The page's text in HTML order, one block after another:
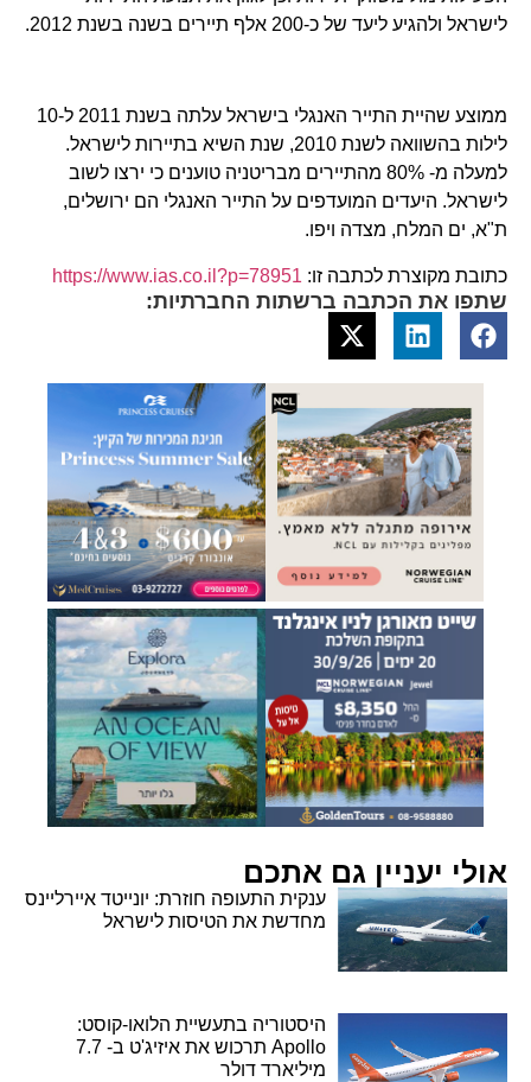
לישראל ולהגיע ליעד של כ-200 אלף תיירים בשנה בשנת 2012.
ממוצע שהיית התייר האנגלי בישראל עלתה בשנת 2011 ל-10
לילות בהשוואה לשנת 2010, שנת השיא בתיירות לישראל.
למעלה מ- 80% מהתיירים מבריטניה טוענים כי ירצו לשוב
לישראל. היעדים המועדפים על התייר האנגלי הם ירושלים,
ת"א, ים המלח, מצדה ויפו.
כתובת מקוצרת לכתבה זו: https://www.ias.co.il?p=78951
שתפו את הכתבה ברשתות החברתיות:
אולי יעניין גם אתכם
ענקית התעופה חוזרת: יונייטד איירליינס
מחדשת את הטיסות לישראל
היסטוריה בתעשיית הלואו-קוסט:
Apollo תרכוש את איזיג'ט ב- 7.7
מיליארד דולר